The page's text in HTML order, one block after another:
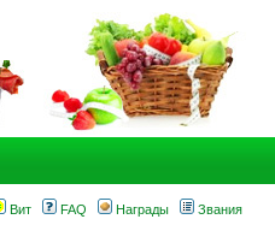
Вит FAQ Награды Звания